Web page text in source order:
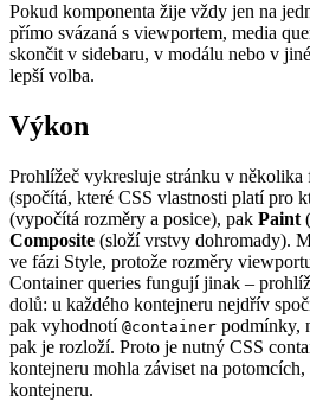
Pokud komponenta žije vždy jen na
přímo svázaná s viewportem, media
skončit v sidebaru, v modálu nebo v
lepší volba.
Výkon
Prohlížeč vykresluje stránku v několika
(spočítá, které CSS vlastnosti platí pro
(vypočítá rozměry a posice), pak Paint
Composite (složí vrstvy dohromady).
ve fázi Style, protože rozměry
Container queries fungují jinak –
dolů: u každého kontejneru nejdřív
pak vyhodnotí @container podmínky,
pak je rozloží. Proto je nutný CSS
kontejneru mohla záviset na
kontejneru.